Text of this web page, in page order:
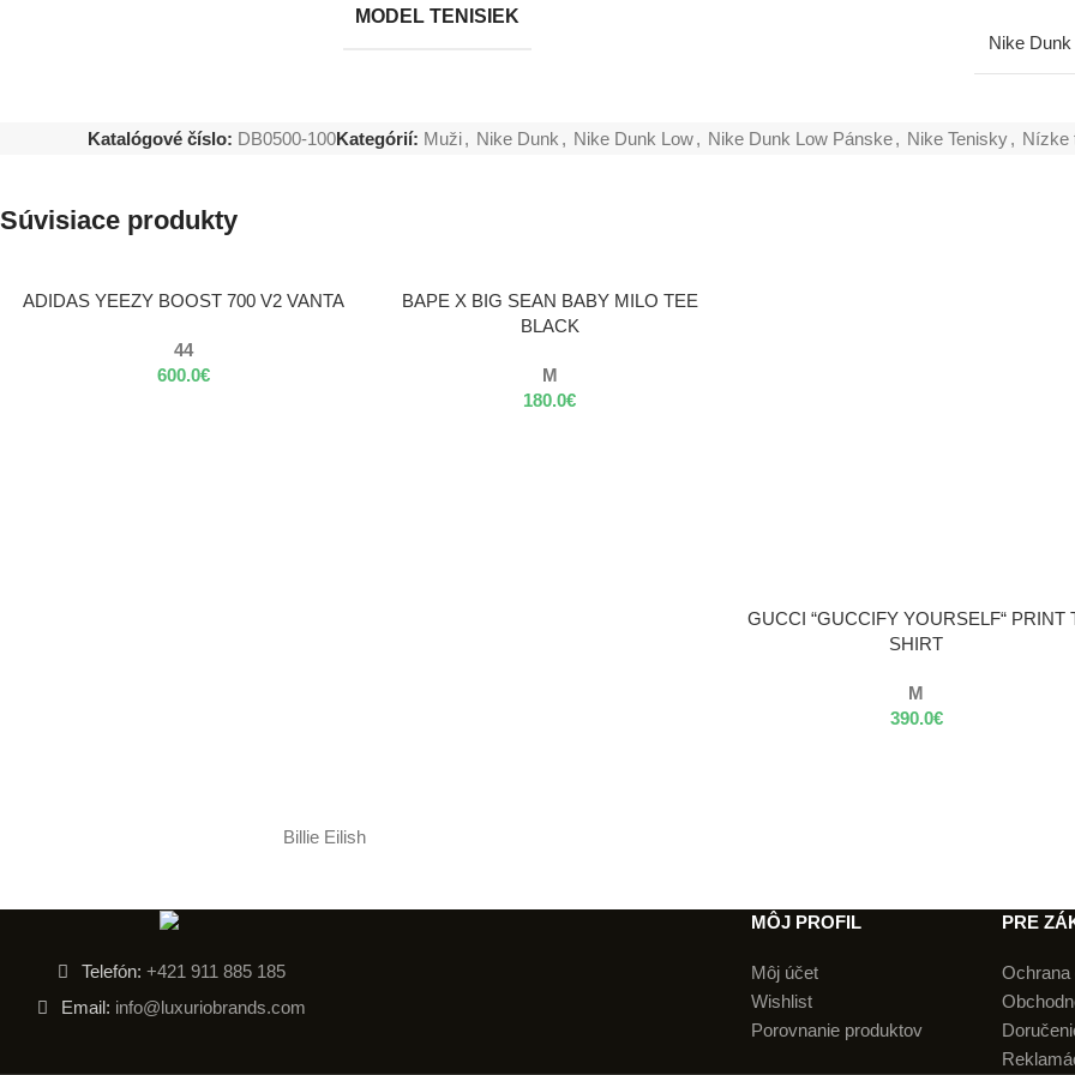
MODEL TENISIEK
Nike
Katalógové číslo: DB0500-100Kategórií: Muži , Nike Dunk , Nike Dunk Low , Nike Dunk Low Pánske , Nike Tenisky , Nízke
Súvisiace produkty
VÝBER MOŽNOSTÍ
ADIDAS YEEZY BOOST 700 V2 VANTA
44
600.0€
VÝBER MOŽNOSTÍ
BAPE X BIG SEAN BABY MILO TEE
BLACK
M
180.0€
VÝBER MOŽNOSTÍ
GUCCI “GUCCIFY YOURSELF“ PRINT
SHIRT
M
390.0€
Billie Eilish
Telefón: +421 911 885 185
Email: info@luxuriobrands.com
MÔJ PROFIL
Môj účet
Wishlist
Porovnanie produktov
PRE
Ochrana